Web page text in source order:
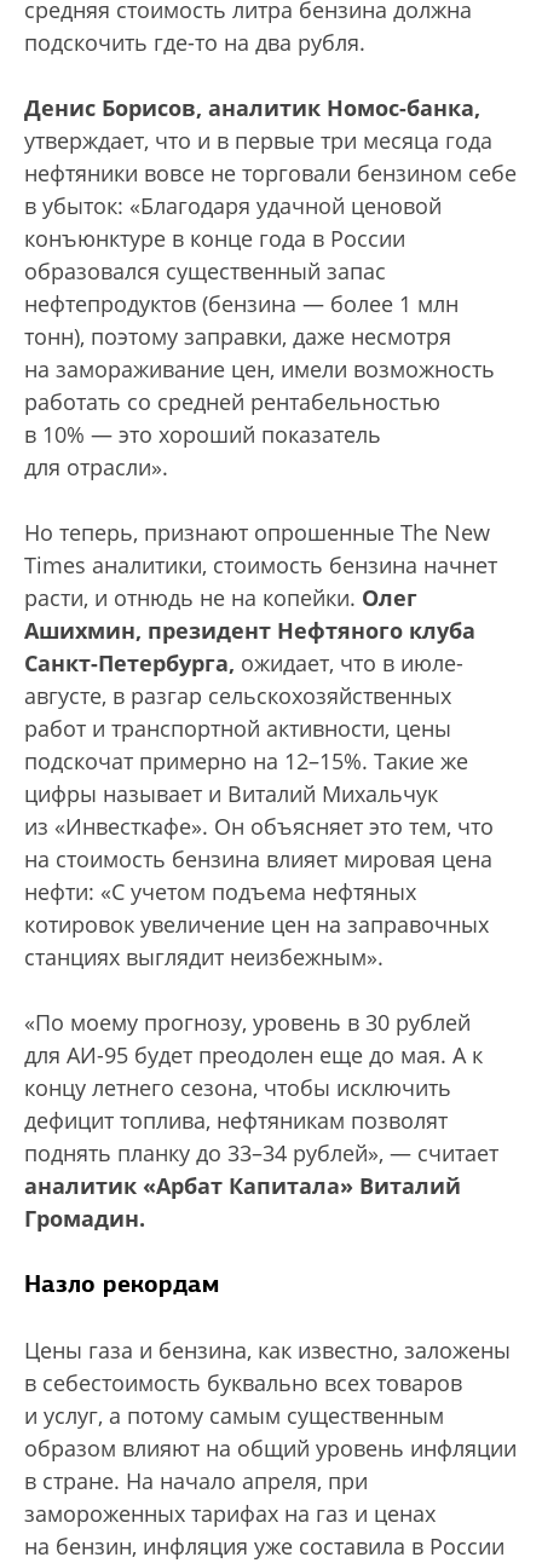
средняя стоимость литра бензина должна
подскочить где-то на два рубля.
Денис Борисов, аналитик Номос-банка,
утверждает, что и в первые три месяца года
нефтяники вовсе не торговали бензином себе
в убыток: «Благодаря удачной ценовой
конъюнктуре в конце года в России
образовался существенный запас
нефтепродуктов (бензина — более 1 млн
тонн), поэтому заправки, даже несмотря
на замораживание цен, имели возможность
работать со средней рентабельностью
в 10% — это хороший показатель
для отрасли».
Но теперь, признают опрошенные The New
Times аналитики, стоимость бензина начнет
расти, и отнюдь не на копейки. Олег
Ашихмин, президент Нефтяного клуба
Санкт-Петербурга, ожидает, что в июле-
августе, в разгар сельскохозяйственных
работ и транспортной активности, цены
подскочат примерно на 12–15%. Такие же
цифры называет и Виталий Михальчук
из «Инвесткафе». Он объясняет это тем, что
на стоимость бензина влияет мировая цена
нефти: «С учетом подъема нефтяных
котировок увеличение цен на заправочных
станциях выглядит неизбежным».
«По моему прогнозу, уровень в 30 рублей
для АИ-95 будет преодолен еще до мая. А к
концу летнего сезона, чтобы исключить
дефицит топлива, нефтяникам позволят
поднять планку до 33–34 рублей», — считает
аналитик «Арбат Капитала» Виталий
Громадин.
Назло рекордам
Цены газа и бензина, как известно, заложены
в себестоимость буквально всех товаров
и услуг, а потому самым существенным
образом влияют на общий уровень инфляции
в стране. На начало апреля, при
замороженных тарифах на газ и ценах
на бензин, инфляция уже составила в России